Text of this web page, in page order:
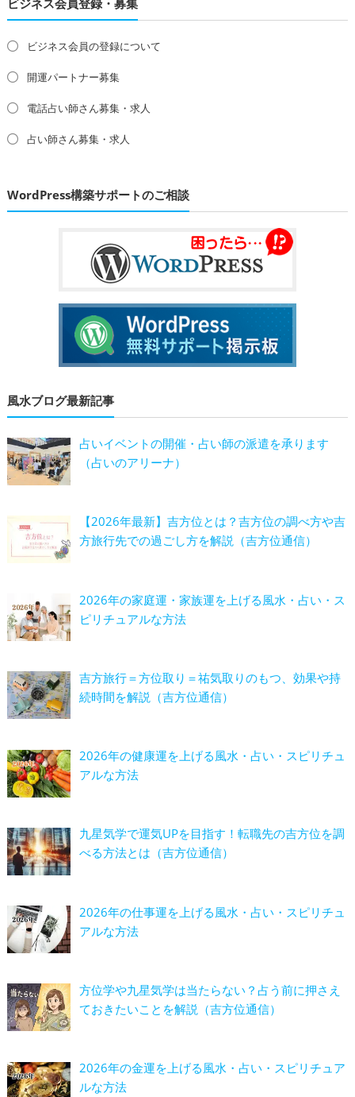
ビジネス会員登録・募集
ビジネス会員の登録について
開運パートナー募集
電話占い師さん募集・求人
占い師さん募集・求人
WordPress構築サポートのご相談
風水ブログ最新記事
占いイベントの開催・占い師の派遣を承ります
（占いのアリーナ）
【2026年最新】吉方位とは？吉方位の調べ方や吉
方旅行先での過ごし方を解説（吉方位通信）
2026年の家庭運・家族運を上げる風水・占い・ス
ピリチュアルな方法
吉方旅行＝方位取り＝祐気取りのもつ、効果や持
続時間を解説（吉方位通信）
2026年の健康運を上げる風水・占い・スピリチュ
アルな方法
九星気学で運気UPを目指す！転職先の吉方位を調
べる方法とは（吉方位通信）
2026年の仕事運を上げる風水・占い・スピリチュ
アルな方法
方位学や九星気学は当たらない？占う前に押さえ
ておきたいことを解説（吉方位通信）
2026年の金運を上げる風水・占い・スピリチュア
ルな方法